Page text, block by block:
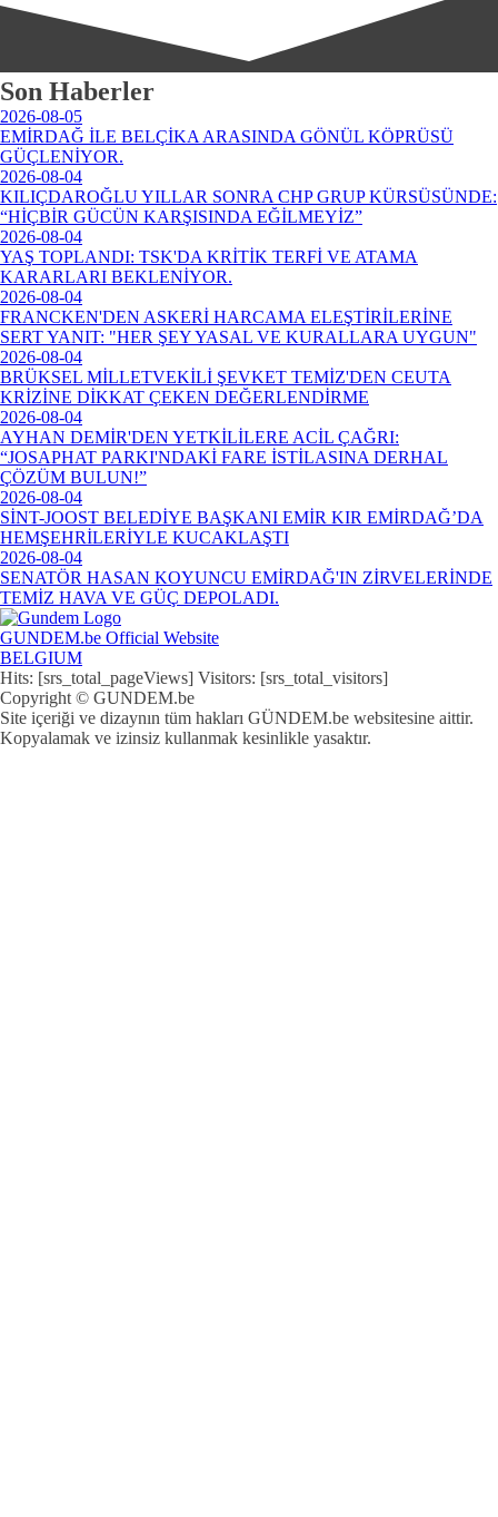
Son Haberler
2026-08-05
EMİRDAĞ İLE BELÇİKA ARASINDA GÖNÜL KÖPRÜSÜ
GÜÇLENİYOR.
2026-08-04
KILIÇDAROĞLU YILLAR SONRA CHP GRUP KÜRSÜSÜNDE:
“HİÇBİR GÜCÜN KARŞISINDA EĞİLMEYİZ”
2026-08-04
YAŞ TOPLANDI: TSK'DA KRİTİK TERFİ VE ATAMA
KARARLARI BEKLENİYOR.
2026-08-04
FRANCKEN'DEN ASKERİ HARCAMA ELEŞTİRİLERİNE
SERT YANIT: "HER ŞEY YASAL VE KURALLARA UYGUN"
2026-08-04
BRÜKSEL MİLLETVEKİLİ ŞEVKET TEMİZ'DEN CEUTA
KRİZİNE DİKKAT ÇEKEN DEĞERLENDİRME
2026-08-04
AYHAN DEMİR'DEN YETKİLİLERE ACİL ÇAĞRI:
“JOSAPHAT PARKI'NDAKİ FARE İSTİLASINA DERHAL
ÇÖZÜM BULUN!”
2026-08-04
SİNT-JOOST BELEDİYE BAŞKANI EMİR KIR EMİRDAĞ’DA
HEMŞEHRİLERİYLE KUCAKLAŞTI
2026-08-04
SENATÖR HASAN KOYUNCU EMİRDAĞ'IN ZİRVELERİNDE
TEMİZ HAVA VE GÜÇ DEPOLADI.
GUNDEM.be Official Website
BELGIUM
Hits: [srs_total_pageViews] Visitors: [srs_total_visitors]
Copyright © GUNDEM.be
Site içeriği ve dizaynın tüm hakları GÜNDEM.be websitesine aittir.
Kopyalamak ve izinsiz kullanmak kesinlikle yasaktır.